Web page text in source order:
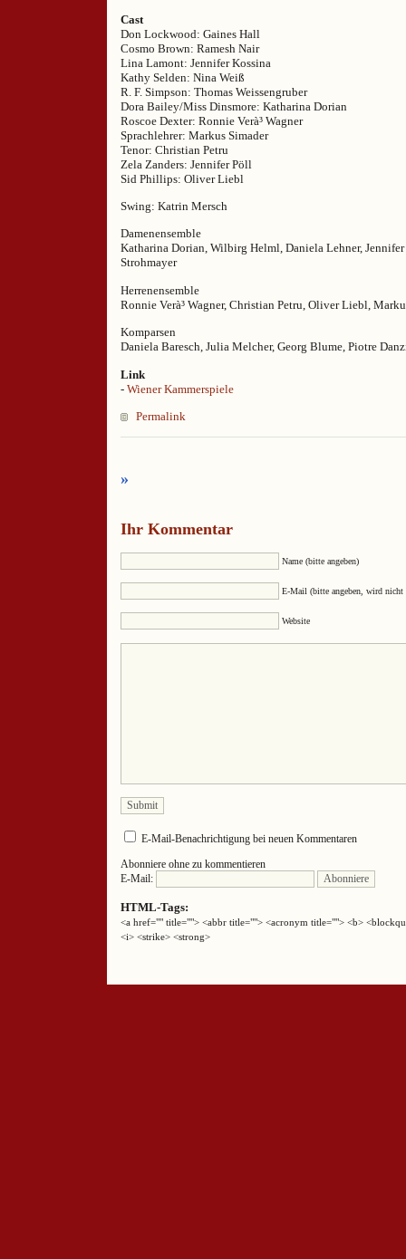
Cast
Don Lockwood: Gaines Hall
Cosmo Brown: Ramesh Nair
Lina Lamont: Jennifer Kossina
Kathy Selden: Nina Weiß
R. F. Simpson: Thomas Weissengruber
Dora Bailey/Miss Dinsmore: Katharina Dorian
Roscoe Dexter: Ronnie Verà³ Wagner
Sprachlehrer: Markus Simader
Tenor: Christian Petru
Zela Zanders: Jennifer Pöll
Sid Phillips: Oliver Liebl
Swing: Katrin Mersch
Damenensemble
Katharina Dorian, Wilbirg Helml, Daniela Lehner,
Strohmayer
Herrenensemble
Ronnie Verà³ Wagner, Christian Petru, Oliver Liebl,
Komparsen
Daniela Baresch, Julia Melcher, Georg Blume, Piotre
Link
- Wiener Kammerspiele
Permalink
»
Ihr Kommentar
Name (bitte angeben)
E-Mail (bitte angeben, wird nicht
Website
E-Mail-Benachrichtigung bei neuen Kommentaren
Abonniere ohne zu kommentieren
E-Mail:
HTML-Tags:
<a href="" title=""> <abbr title=""> <acronym title=""> <b>
<i> <strike> <strong>